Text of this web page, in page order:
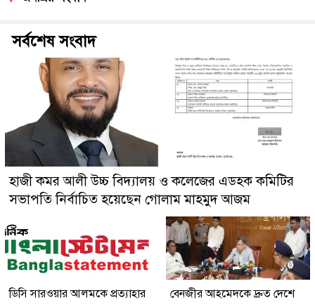
সর্বশেষ সংবাদ
হাজী কমর আলী উচ্চ বিদ্যালয় ও কলেজের এডহক কমিটির
সভাপতি নির্বাচিত হয়েছেন গোলাম মাহমুদ আজম
ডিসি সারওয়ার আলমকে প্রত্যাহার
বেনজীর আহমেদকে দ্রুত দেশে